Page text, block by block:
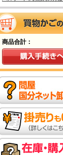
商品合計：